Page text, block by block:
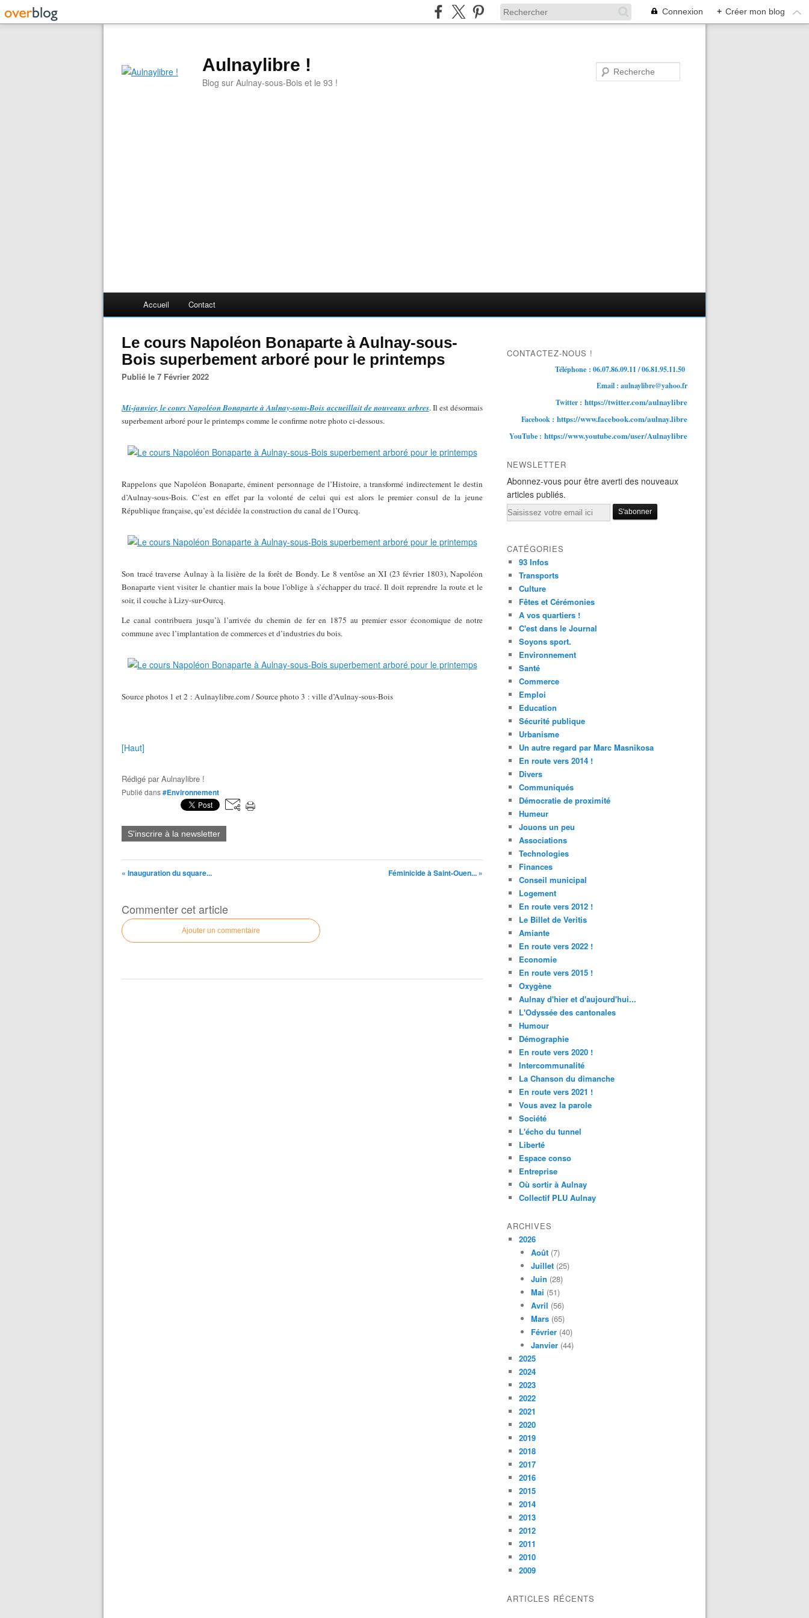
Connexion + Créer mon blog
Aulnaylibre !
Blog sur Aulnay-sous-Bois et le 93 !
Accueil Contact
Le cours Napoléon Bonaparte à Aulnay-sous-
Bois superbement arboré pour le printemps
Publié le 7 Février 2022
Mi-janvier, le cours Napoléon Bonaparte à Aulnay-sous-Bois accueillait de nouveaux arbres. Il est désormais
superbement arboré pour le printemps comme le confirme notre photo ci-dessous.
Rappelons que Napoléon Bonaparte, éminent personnage de l’Histoire, a transformé indirectement le destin
d’Aulnay-sous-Bois. C’est en effet par la volonté de celui qui est alors le premier consul de la jeune
République française, qu’est décidée la construction du canal de l’Ourcq.
Son tracé traverse Aulnay à la lisière de la forêt de Bondy. Le 8 ventôse an XI (23 février 1803), Napoléon
Bonaparte vient visiter le chantier mais la boue l’oblige à s’échapper du tracé. Il doit reprendre la route et le
soir, il couche à Lizy-sur-Ourcq.
Le canal contribuera jusqu’à l’arrivée du chemin de fer en 1875 au premier essor économique de notre
commune avec l’implantation de commerces et d’industries du bois.
Source photos 1 et 2 : Aulnaylibre.com / Source photo 3 : ville d’Aulnay-sous-Bois
[Haut]
Rédigé parAulnaylibre !
Publié dans#Environnement
S'inscrire à la newsletter
« Inauguration du square... Féminicide à Saint-Ouen... »
Commenter cet article
Ajouter un commentaire
CONTACTEZ-NOUS !
Téléphone : 06.07.86.09.11 / 06.81.95.11.50
Email : aulnaylibre@yahoo.fr
Twitter : https://twitter.com/aulnaylibre
Facebook : https://www.facebook.com/aulnay.libre
YouTube : https://www.youtube.com/user/Aulnaylibre
NEWSLETTER
Abonnez-vous pour être averti des nouveaux
articles publiés.
Email
CATÉGORIES
93 Infos
Transports
Culture
Fêtes et Cérémonies
A vos quartiers !
C'est dans le Journal
Soyons sport.
Environnement
Santé
Commerce
Emploi
Education
Sécurité publique
Urbanisme
Un autre regard par Marc Masnikosa
En route vers 2014 !
Divers
Communiqués
Démocratie de proximité
Humeur
Jouons un peu
Associations
Technologies
Finances
Conseil municipal
Logement
En route vers 2012 !
Le Billet de Veritis
Amiante
En route vers 2022 !
Economie
En route vers 2015 !
Oxygène
Aulnay d'hier et d'aujourd'hui...
L'Odyssée des cantonales
Humour
Démographie
En route vers 2020 !
Intercommunalité
La Chanson du dimanche
En route vers 2021 !
Vous avez la parole
Société
L'écho du tunnel
Liberté
Espace conso
Entreprise
Où sortir à Aulnay
Collectif PLU Aulnay
ARCHIVES
2026
Août (7)
Juillet (25)
Juin (28)
Mai (51)
Avril (56)
Mars (65)
Février (40)
Janvier (44)
2025
2024
2023
2022
2021
2020
2019
2018
2017
2016
2015
2014
2013
2012
2011
2010
2009
ARTICLES RÉCENTS